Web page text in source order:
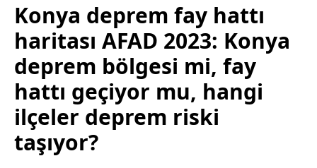
Konya deprem fay hattı
haritası AFAD 2023: Konya
deprem bölgesi mi, fay
hattı geçiyor mu, hangi
ilçeler deprem riski
taşıyor?